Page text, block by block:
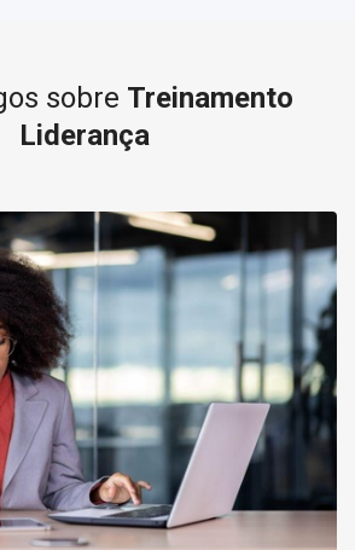
sobre Treinamento
Liderança